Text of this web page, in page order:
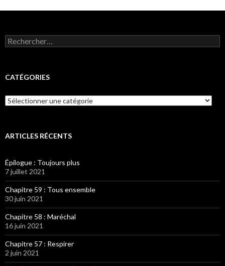
Rechercher :
CATÉGORIES
Catégories
ARTICLES RÉCENTS
Épilogue : Toujours plus
7 juillet 2021
Chapitre 59 : Tous ensemble
30 juin 2021
Chapitre 58 : Maréchal
16 juin 2021
Chapitre 57 : Respirer
2 juin 2021